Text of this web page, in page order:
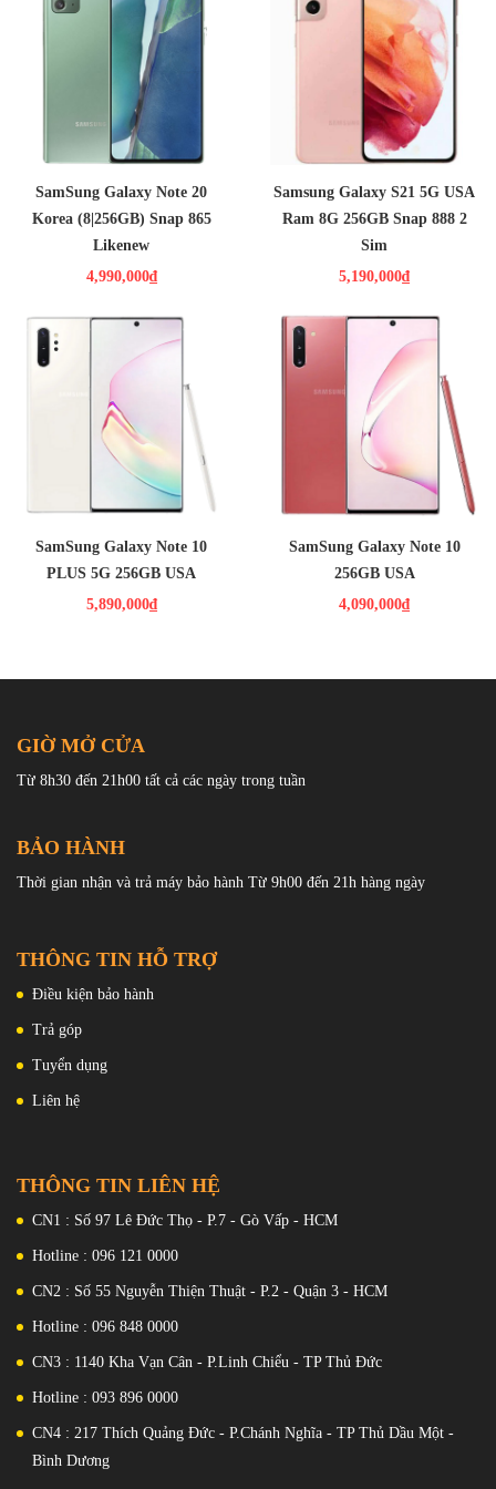
Màn hình: Dynamic AMOLED,
RAM : 8GB / ROM : 256GB
CAMERA : Chính 12 MP & Phụ 64
PIN : 4300MAH
SamSung Galaxy Note 20
Korea (8|256GB) Snap 865
Likenew
4,990,000₫
5,190,000₫
Dynamic AMOLED 2X
HĐH: Android 12
CPU : Snap 888 nhân
RAM: 8GB / Bộ nhớ trong: 128GB
CAMERA : Chính 12 MP & Phụ 64
PIN : 4000MAH
Samsung Galaxy S21 5G USA
Ram 8G 256GB Snap 888 2
Sim
5,190,000₫
Màn hình: Dynamic AMOLED,
6.8", Quad HD+ (2K+)
HDH : Android 9.0 (Pie)
CPU : Snap 855
RAM : 12GB / ROM : 256GB
CAMERA : 12-12 , 16 MPX /
PIN : 4300MAH
SamSung Galaxy Note 10
PLUS 5G 256GB USA
5,890,000₫
Màn hình: Dynamic AMOLED,
HDH : Android 9.0 (Pie)
CPU : Snap 855
RAM : 8GB / ROM : 256GB
CAMERA : 12-12 , 16 MPX /
PIN : 3500MAH
SamSung Galaxy Note 10
256GB USA
4,090,000₫
GIỜ MỞ CỬA
Từ 8h30 đến 21h00 tất cả các ngày trong tuần
BẢO HÀNH
Thời gian nhận và trả máy bảo hành Từ 9h00 đến 21h hàng ngày
THÔNG TIN HỖ TRỢ
Điều kiện bảo hành
Trả góp
Tuyển dụng
Liên hệ
THÔNG TIN LIÊN HỆ
CN1 : Số 97 Lê Đức Thọ - P.7 - Gò Vấp - HCM
Hotline : 096 121 0000
CN2 : Số 55 Nguyễn Thiện Thuật - P.2 - Quận 3 - HCM
Hotline : 096 848 0000
CN3 : 1140 Kha Vạn Cân - P.Linh Chiểu - TP Thủ Đức
Hotline : 093 896 0000
CN4 : 217 Thích Quảng Đức - P.Chánh Nghĩa - TP Thủ Dầu Một -
Bình Dương